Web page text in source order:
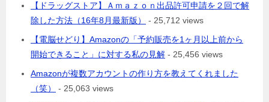
【ドラッグストア】Ａｍａｚｏｎ出品許可申請を２回で解
除した方法（16年8月最新版）
- 25,712 views
【電脳せどり】Amazonの「予約販売を1ヶ月以上前から
開始できること」に対する私の見解 - 25,456 views
Amazonが複数アカウントの作り方を教えてくれました
（笑）
- 25,063 views